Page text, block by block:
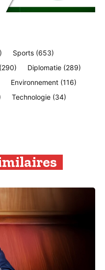
Sports (653)
(290) Diplomatie (289)
Environnement (116)
Technologie (34)